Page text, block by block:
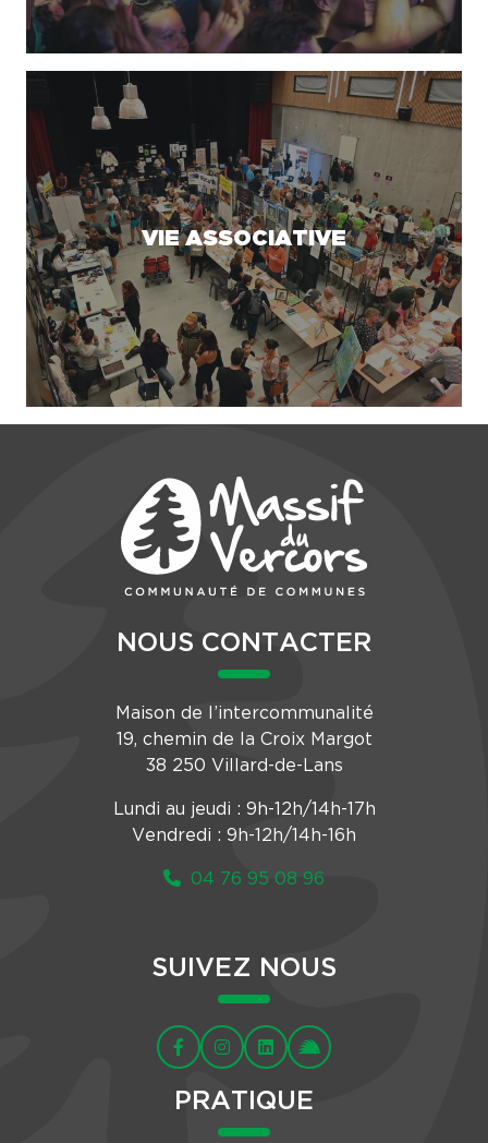
VIE ASSOCIATIVE
NOUS CONTACTER
Maison de l’intercommunalité
19, chemin de la Croix Margot
38 250 Villard-de-Lans
Lundi au jeudi : 9h-12h/14h-17h
Vendredi : 9h-12h/14h-16h
04 76 95 08 96
SUIVEZ NOUS
PRATIQUE